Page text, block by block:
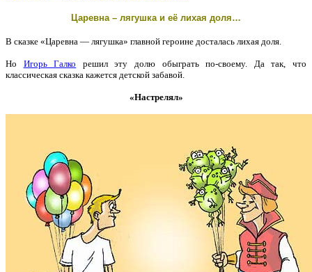
Царевна – лягушка и её лихая доля…
В сказке «Царевна — лягушка» главной героине досталась лихая доля.
Но Игорь Галко решил эту долю обыграть по-своему. Да так, что
классическая сказка кажется детской забавой.
«Настрелял»